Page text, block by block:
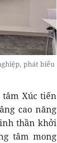
phát biểu
Xúc tiến
cao năng
thần khởi
tâm mong